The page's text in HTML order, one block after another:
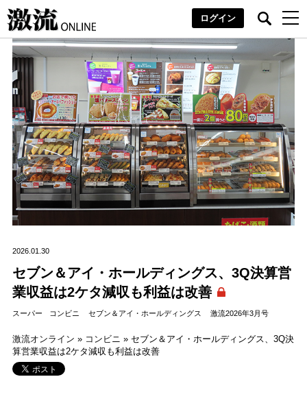
ログイン
2026.01.30
セブン＆アイ・ホールディングス、3Q決算営
業収益は2ケタ減収も利益は改善
スーパー コンビニ セブン＆アイ・ホールディングス 激流2026年3月号
激流オンライン » コンビニ » セブン＆アイ・ホールディングス、3Q決
算営業収益は2ケタ減収も利益は改善